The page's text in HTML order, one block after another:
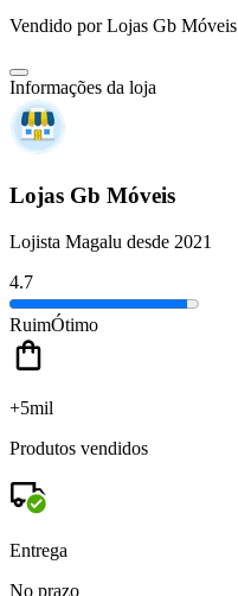
Vendido porLojas Gb Móveis
Informações da loja
Lojas Gb Móveis
Lojista Magalu desde 2021
4.7
RuimÓtimo
+5mil
Produtos vendidos
Entrega
No prazo